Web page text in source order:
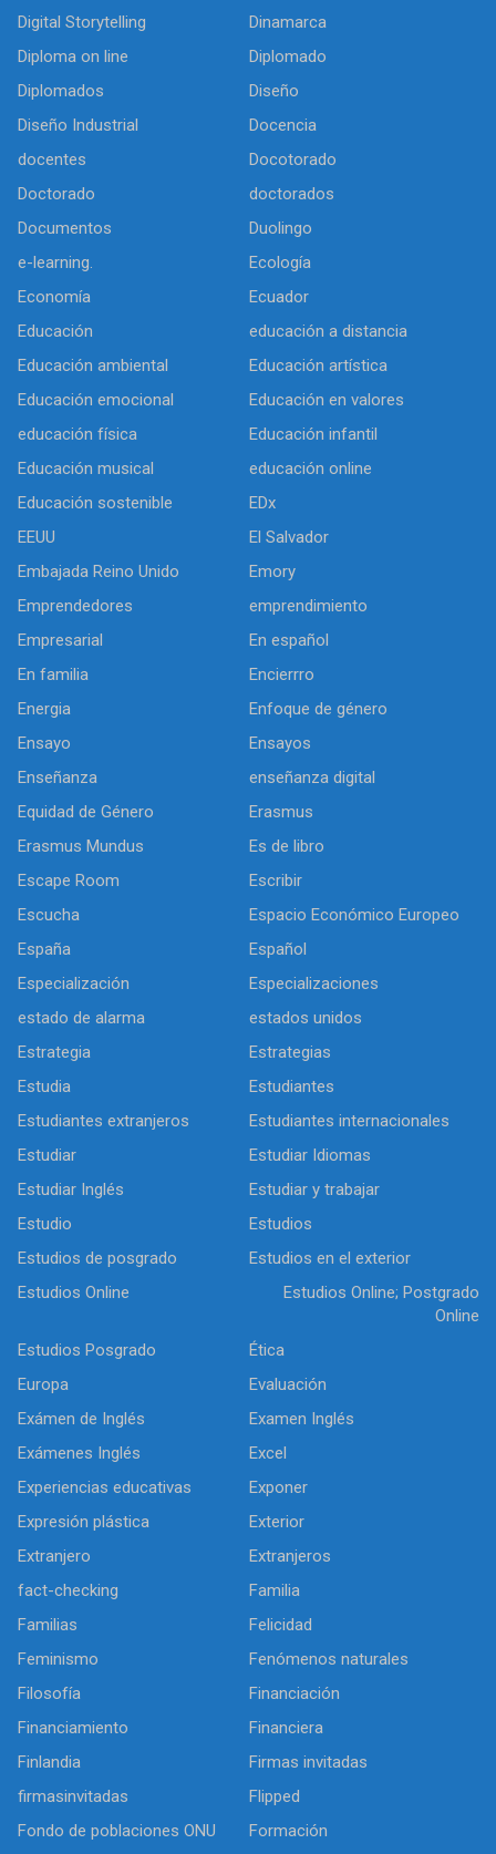
Digital Storytelling
Dinamarca
Diploma on line
Diplomado
Diplomados
Diseño
Diseño Industrial
Docencia
docentes
Docotorado
Doctorado
doctorados
Documentos
Duolingo
e-learning.
Ecología
Economía
Ecuador
Educación
educación a distancia
Educación ambiental
Educación artística
Educación emocional
Educación en valores
educación física
Educación infantil
Educación musical
educación online
Educación sostenible
EDx
EEUU
El Salvador
Embajada Reino Unido
Emory
Emprendedores
emprendimiento
Empresarial
En español
En familia
Encierrro
Energia
Enfoque de género
Ensayo
Ensayos
Enseñanza
enseñanza digital
Equidad de Género
Erasmus
Erasmus Mundus
Es de libro
Escape Room
Escribir
Escucha
Espacio Económico Europeo
España
Español
Especialización
Especializaciones
estado de alarma
estados unidos
Estrategia
Estrategias
Estudia
Estudiantes
Estudiantes extranjeros
Estudiantes internacionales
Estudiar
Estudiar Idiomas
Estudiar Inglés
Estudiar y trabajar
Estudio
Estudios
Estudios de posgrado
Estudios en el exterior
Estudios Online
Estudios Online; Postgrado
Online
Estudios Posgrado
Ética
Europa
Evaluación
Exámen de Inglés
Examen Inglés
Exámenes Inglés
Excel
Experiencias educativas
Exponer
Expresión plástica
Exterior
Extranjero
Extranjeros
fact-checking
Familia
Familias
Felicidad
Feminismo
Fenómenos naturales
Filosofía
Financiación
Financiamiento
Financiera
Finlandia
Firmas invitadas
firmasinvitadas
Flipped
Fondo de poblaciones ONU
Formación